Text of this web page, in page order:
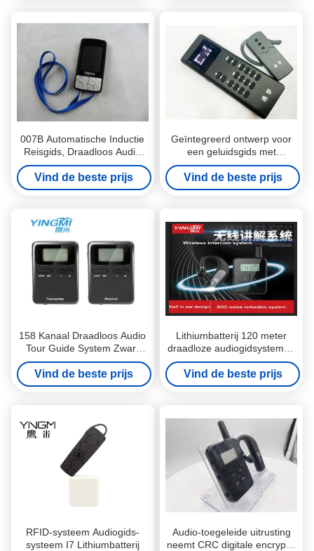
007B Automatische Inductie
Reisgids, Draadloos Audio
Tour Guide System
Vind de beste prijs
Geïntegreerd ontwerp voor
een geluidsgids met
oorhanger 1 MHz
Vind de beste prijs
158 Kanaal Draadloos Audio
Tour Guide System Zwart
Kleur
Vind de beste prijs
Lithiumbatterij 120 meter
draadloze audiogidsystemen
GPSK Modulatie
Vind de beste prijs
RFID-systeem Audiogids-
systeem I7 Lithiumbatterij
Audio-toegeleide uitrusting
neemt CRC digitale encryptie